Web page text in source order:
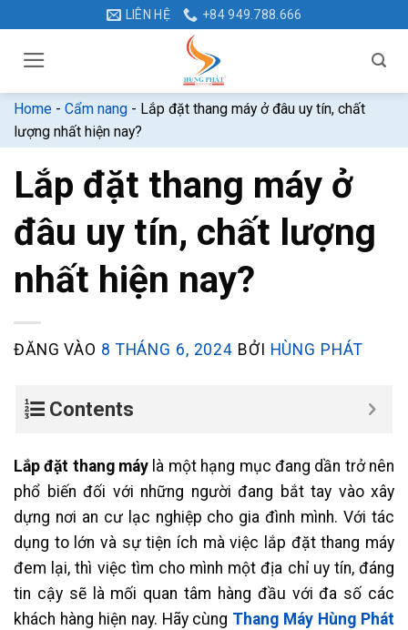
dung
LIÊN HỆ +84 949.788.666
Home - Cẩm nang - Lắp đặt thang máy ở đâu uy tín, chất
lượng nhất hiện nay?
Lắp đặt thang máy ở
đâu uy tín, chất lượng
nhất hiện nay?
ĐĂNG VÀO 8 THÁNG 6, 2024 BỞI HÙNG PHÁT
Contents
Lắp đặt thang máy là một hạng mục đang dần trở nên
phổ biến đối với những người đang bắt tay vào xây
dựng nơi an cư lạc nghiệp cho gia đình mình. Với tác
dụng to lớn và sự tiện ích mà việc lắp đặt thang máy
đem lại, thì việc tìm cho mình một địa chỉ uy tín, đáng
tin cậy sẽ là mối quan tâm hàng đầu với đa số các
khách hàng hiện nay. Hãy cùng Thang Máy Hùng Phát